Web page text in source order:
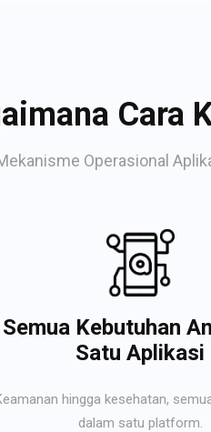
Cara
Operasional
Semua Kebutuhan
Satu Aplikasi
hingga kesehatan,
dalam satu platform.